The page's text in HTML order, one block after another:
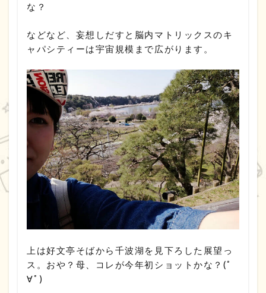
な？
などなど、妄想しだすと脳内マトリックスのキ
ャパシティーは宇宙規模まで広がります。
上は好文亭そばから千波湖を見下ろした展望っ
ス。おや？母、コレが今年初ショットかな？(ﾟ
∀ﾟ)